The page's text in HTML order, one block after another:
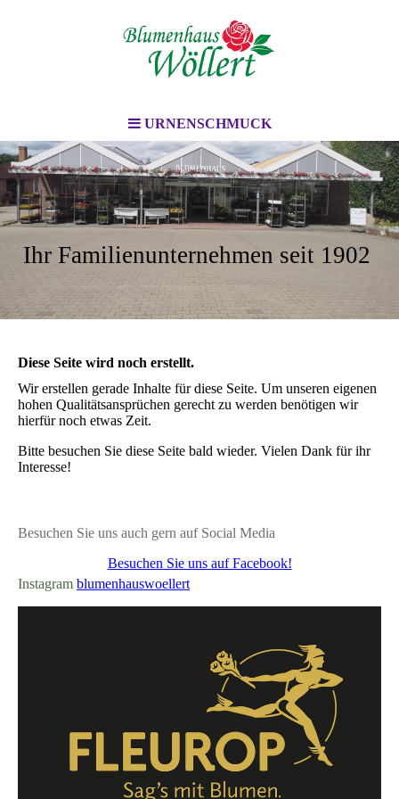
URNENSCHMUCK
Ihr Familienunternehmen seit 1902
Diese Seite wird noch erstellt.
Wir erstellen gerade Inhalte für diese Seite. Um unseren eigenen
hohen Qualitätsansprüchen gerecht zu werden benötigen wir
hierfür noch etwas Zeit.
Bitte besuchen Sie diese Seite bald wieder. Vielen Dank für ihr
Interesse!
Besuchen Sie uns auch gern auf Social Media
Besuchen Sie uns auf Facebook!
Instagram blumenhauswoellert